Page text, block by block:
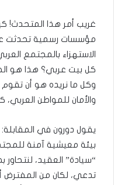
غريب أمر هذا
مؤسسات رسمية تحدثت
الاستهزاء بالمجتمع
كل بيت عربي؟ هذا هو الحل
وكل ما نريده هو أن تقوم
والأمان للمواطن
يقول دورون في
بيئة معيشية آمنة
“سيادة” العقيد، لنتحاور
تدعي، لكان من المفترض